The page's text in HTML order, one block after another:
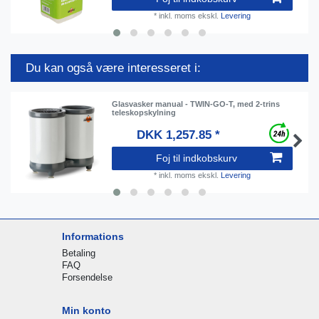
* inkl. moms ekskl. Levering
Du kan også være interesseret i:
Glasvasker manual - TWIN-GO-T, med 2-trins
teleskopskylning
DKK 1,257.85 *
Foj til indkobskurv
* inkl. moms ekskl. Levering
Informations
Betaling
FAQ
Forsendelse
Min konto